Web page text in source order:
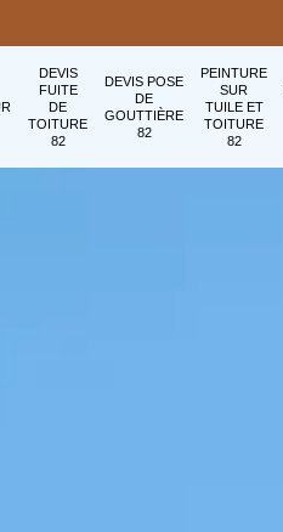
DEVIS
FUITE
DE
TOITURE
82
DEVIS POSE
DE
GOUTTIÈRE
82
PEINTURE
SUR
TUILE ET
TOITURE
82